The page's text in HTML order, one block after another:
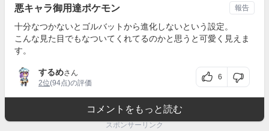
悪キャラ御用達ポケモン
十分なつかないとゴルバットから進化しないという設定。
こんな見た目でもなついてくれてるのかと思うと可愛く見えま
す。
するめさん
2位(94点)の評価
6
報告
コメントをもっと読む
スポンサーリンク